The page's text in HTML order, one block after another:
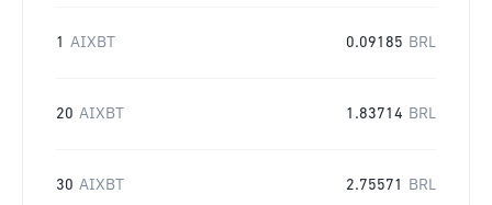
1 AIXBT 0.09185 BRL
20 AIXBT 1.83714 BRL
30 AIXBT 2.75571 BRL